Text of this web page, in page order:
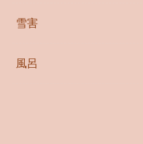
雪害
風呂